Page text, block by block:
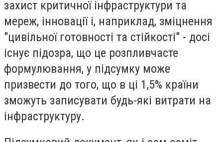
захист критичної інфраструктури та
мереж, інновації і, наприклад, зміцнення
"цивільної готовності та стійкості" - досі
існує підозра, що це розпливчасте
формулювання, у підсумку може
призвести до того, що в ці 1,5% країни
зможуть записувати будь-які витрати на
інфраструктуру.